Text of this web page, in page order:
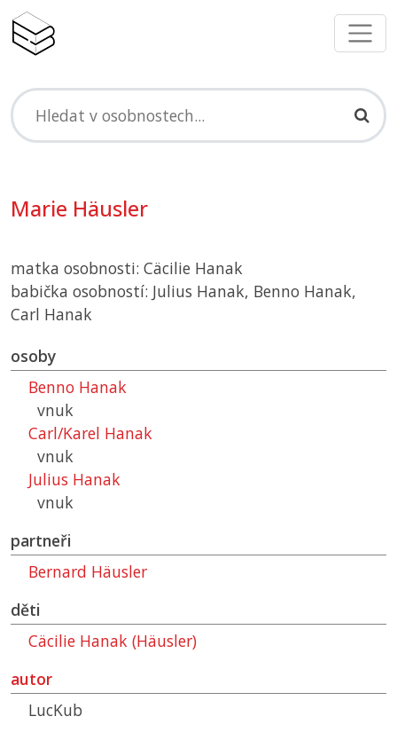
Marie Häusler
matka osobnosti: Cäcilie Hanak
babička osobností: Julius Hanak, Benno Hanak,
Carl Hanak
osoby
Benno Hanak
vnuk
Carl/Karel Hanak
vnuk
Julius Hanak
vnuk
partneři
Bernard Häusler
děti
Cäcilie Hanak (Häusler)
autor
LucKub